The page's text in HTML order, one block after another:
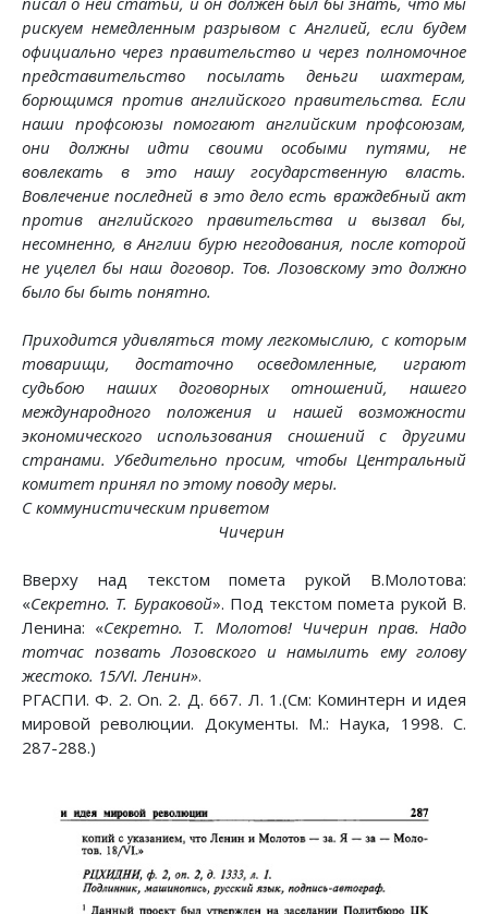
рискуем немедленным разрывом с Англией, если будем
официально через правительство и через полномочное
представительство посылать деньги шахтерам,
борющимся против английского правительства. Если
наши профсоюзы помогают английским профсоюзам,
они должны идти своими особыми путями, не
вовлекать в это нашу государственную власть.
Вовлечение последней в это дело есть враждебный акт
против английского правительства и вызвал бы,
несомненно, в Англии бурю негодования, после которой
не уцелел бы наш договор. Тов. Лозовскому это должно
было бы быть понятно.
Приходится удивляться тому легкомыслию, с которым
товарищи, достаточно осведомленные, играют
судьбою наших договорных отношений, нашего
международного положения и нашей возможности
экономического использования сношений с другими
странами. Убедительно просим, чтобы Центральный
комитет принял по этому поводу меры.
С коммунистическим приветом
Чичерин
Вверху над текстом помета рукой В.Молотова:
«Секретно. Т. Бураковой». Под текстом помета рукой В.
Ленина: «Секретно. Т. Молотов! Чичерин прав. Надо
тотчас позвать Лозовского и намылить ему голову
жестоко. 15/VI. Ленин».
РГАСПИ. Ф. 2. Оn. 2. Д. 667. Л. 1.(См: Коминтерн и идея
мировой революции. Документы. М.: Наука, 1998. С.
287-288.)